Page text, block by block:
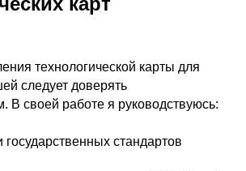
технологической карты для
следует доверять
В своей работе я руководствуюсь:
стандартов